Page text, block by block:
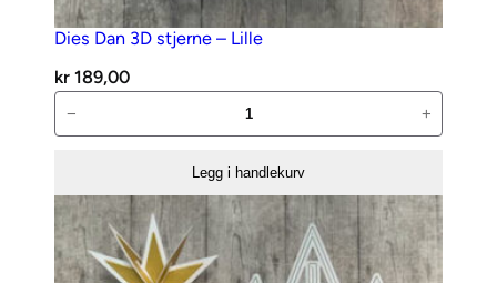
Dies Dan 3D stjerne – Lille
kr 189,00
Dan
–
Lille
antall
− +
Legg i handlekurv